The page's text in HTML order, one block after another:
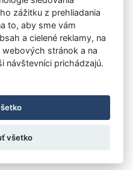
Alexandra Dubčeka v
vyhradené
do 31.12.2010
zážitku z prehliadania
to, aby sme vám
a cielené reklamy, na
stránok a na
návštevníci prichádzajú.
všetko